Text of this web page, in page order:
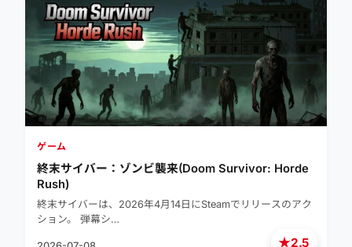
★2.5
ゲーム
終末サイバー：ゾンビ襲来(Doom Survivor: Horde
Rush)
終末サイバーは、2026年4月14日にSteamでリリースのアク
ション。 弾幕シ…